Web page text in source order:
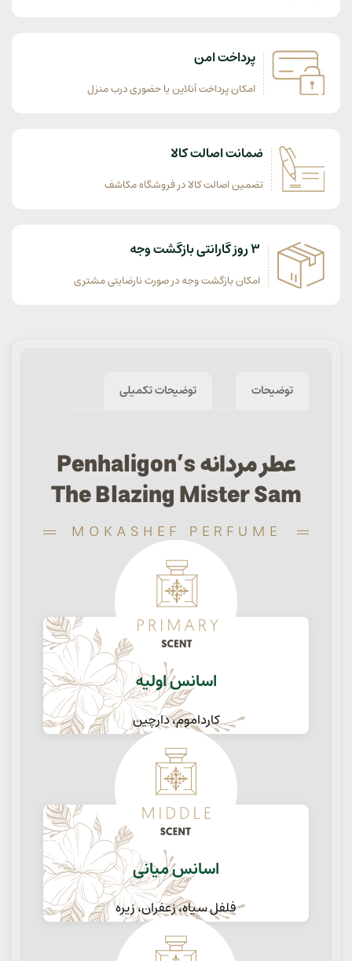
پرداخت امن
امکان پرداخت آنلاین یا حضوری درب منزل
ضمانت اصالت کالا
تضمین اصالت کالا در فروشگاه مکاشف
3 روز گارانتی بازگشت وجه
امکان بازگشت وجه در صورت نارضایتی مشتری
توضیحات توضیحات تکمیلی
عطر مردانه Penhaligon’s
The Blazing Mister Sam
MOKASHEF PERFUME
اسانس اولیه
کارداموم، دارچین
اسانس میانی
فلفل سیاه، زعفران، زیره